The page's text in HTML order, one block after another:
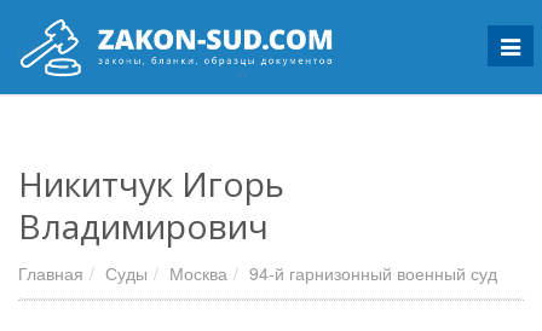
Никитчук Игорь
Владимирович
Главная Суды Москва 94-й гарнизонный военный суд